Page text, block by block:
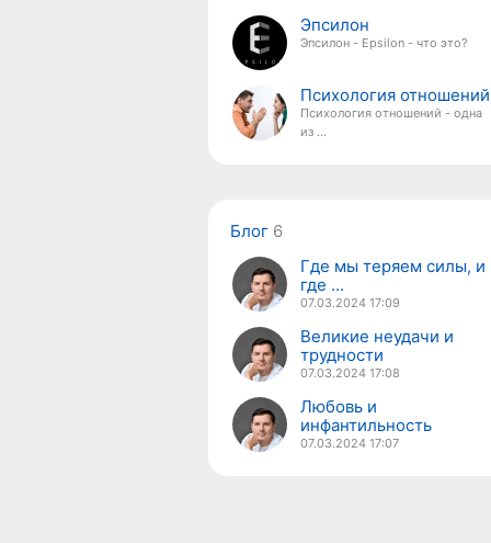
Эпсилон
Эпсилон - Epsilon - что это?
Психология отношений
Психология отношений - одна
из ...
Блог 6
Где мы теряем силы, и
где ...
07.03.2024 17:09
Великие неудачи и
трудности
07.03.2024 17:08
Любовь и
инфантильность
07.03.2024 17:07